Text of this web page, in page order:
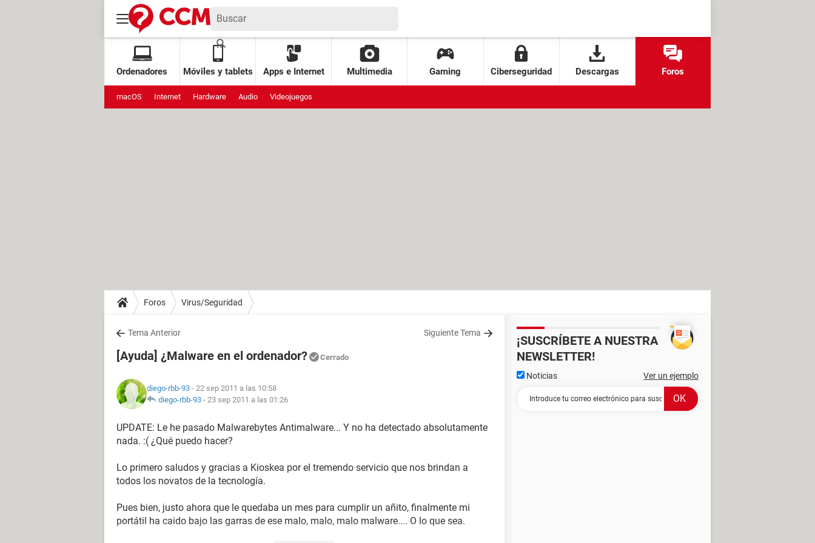
Ordenadores Móviles y tablets Apps e Internet Multimedia Gaming Ciberseguridad Descargas Foros
macOS Internet Hardware Audio Videojuegos
Foros Virus/Seguridad
Tema Anterior Siguiente Tema
[Ayuda] ¿Malware en el ordenador? Cerrado
diego-rbb-93 - 22 sep 2011 a las 10:58
diego-rbb-93 - 23 sep 2011 a las 01:26
UPDATE: Le he pasado Malwarebytes Antimalware... Y no ha detectado absolutamente
nada. :( ¿Qué puedo hacer?
Lo primero saludos y gracias a Kioskea por el tremendo servicio que nos brindan a
todos los novatos de la tecnología.
Pues bien, justo ahora que le quedaba un mes para cumplir un añito, finalmente mi
portátil ha caido bajo las garras de ese malo, malo, malo malware.... O lo que sea.
¡SUSCRÍBETE A NUESTRA
NEWSLETTER!
Noticias Ver un ejemplo